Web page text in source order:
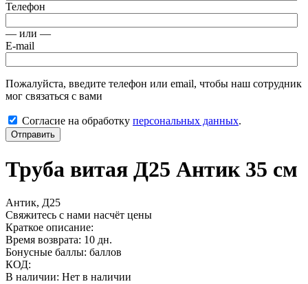
Телефон
— или —
E-mail
Пожалуйста, введите телефон или email, чтобы наш сотрудник
мог связаться с вами
Согласие на обработку персональных данных.
Отправить
Труба витая Д25 Антик 35 см
Антик, Д25
Свяжитесь с нами насчёт цены
Краткое описание:
Время возврата: 10 дн.
Бонусные баллы: баллов
КОД:
В наличии: Нет в наличии